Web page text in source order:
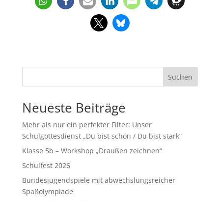
Suchen
Neueste Beiträge
Mehr als nur ein perfekter Filter: Unser
Schulgottesdienst „Du bist schön / Du bist stark“
Klasse 5b – Workshop „Draußen zeichnen“
Schulfest 2026
Bundesjugendspiele mit abwechslungsreicher
Spaßolympiade